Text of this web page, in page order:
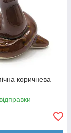
коричнева